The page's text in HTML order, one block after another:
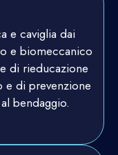
e caviglia dai
e biomeccanico
di rieducazione
e di prevenzione
bendaggio.